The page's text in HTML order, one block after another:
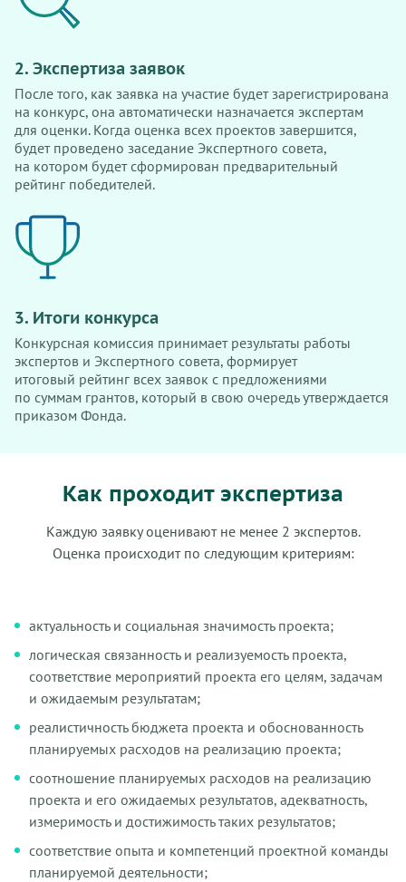
2. Экспертиза заявок
После того, как заявка на участие будет зарегистрирована
на конкурс, она автоматически назначается экспертам
для оценки. Когда оценка всех проектов завершится,
будет проведено заседание Экспертного совета,
на котором будет сформирован предварительный
рейтинг победителей.
3. Итоги конкурса
Конкурсная комиссия принимает результаты работы
экспертов и Экспертного совета, формирует
итоговый рейтинг всех заявок с предложениями
по суммам грантов, который в свою очередь утверждается
приказом Фонда.
Как проходит экспертиза
Каждую заявку оценивают не менее 2 экспертов.
Оценка происходит по следующим критериям:
актуальность и социальная значимость проекта;
логическая связанность и реализуемость проекта,
соответствие мероприятий проекта его целям, задачам
и ожидаемым результатам;
реалистичность бюджета проекта и обоснованность
планируемых расходов на реализацию проекта;
соотношение планируемых расходов на реализацию
проекта и его ожидаемых результатов, адекватность,
измеримость и достижимость таких результатов;
соответствие опыта и компетенций проектной команды
планируемой деятельности;